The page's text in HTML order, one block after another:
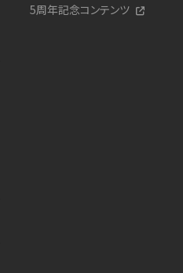
5周年記念コンテンツ